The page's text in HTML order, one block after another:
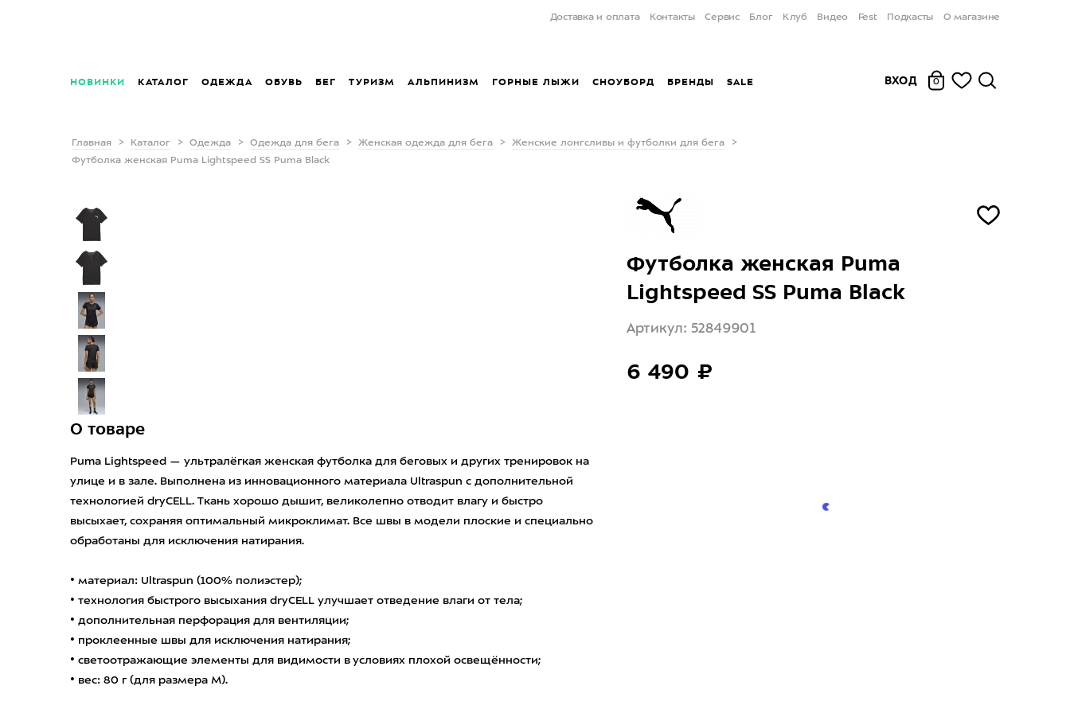
Доставка и оплата Контакты Сервис Блог Клуб Видео Fest Подкасты О магазине
НОВИНКИ КАТАЛОГ ОДЕЖДА ОБУВЬ БЕГ ТУРИЗМ АЛЬПИНИЗМ ГОРНЫЕ ЛЫЖИ СНОУБОРД БРЕНДЫ SALE ВХОД 0
Главная Каталог Одежда Одежда для бега Женская одежда для бега
Женские лонгсливы и футболки для бега
Футболка женская Puma Lightspeed SS Puma Black
О товаре
Puma Lightspeed — ультралёгкая женская футболка для беговых и других тренировок на
улице и в зале. Выполнена из инновационного материала Ultraspun с дополнительной
технологией dryCELL. Ткань хорошо дышит, великолепно отводит влагу и быстро
высыхает, сохраняя оптимальный микроклимат. Все швы в модели плоские и специально
обработаны для исключения натирания.
• материал: Ultraspun (100% полиэстер);
• технология быстрого высыхания dryCELL улучшает отведение влаги от тела;
• дополнительная перфорация для вентиляции;
• проклеенные швы для исключения натирания;
• светоотражающие элементы для видимости в условиях плохой освещённости;
• вес: 80 г (для размера М).
Футболка женская Puma
Lightspeed SS Puma Black
Артикул: 52849901
6 490 ₽